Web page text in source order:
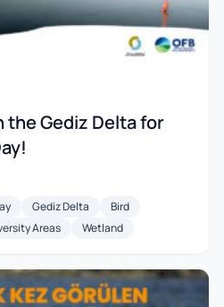
the Gediz Delta for
Gediz Delta
Bird
Areas Wetland